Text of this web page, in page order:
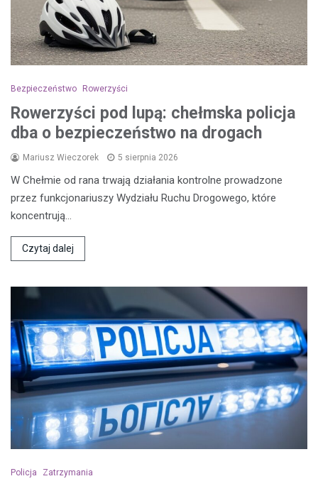
Bezpieczeństwo Rowerzyści
Rowerzyści pod lupą: chełmska policja
dba o bezpieczeństwo na drogach
Mariusz Wieczorek 5 sierpnia 2026
W Chełmie od rana trwają działania kontrolne prowadzone
przez funkcjonariuszy Wydziału Ruchu Drogowego, które
koncentrują…
Czytaj dalej
Policja Zatrzymania